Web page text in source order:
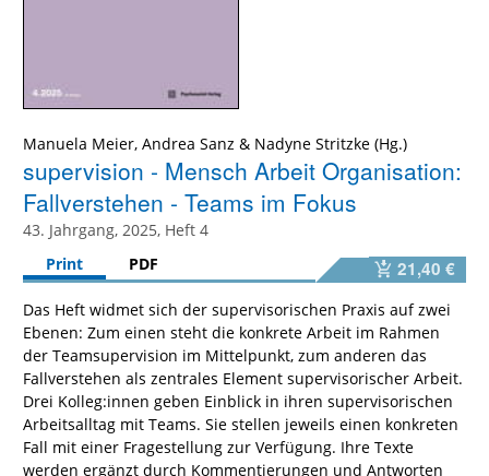
Manuela Meier, Andrea Sanz & Nadyne Stritzke (Hg.)
supervision - Mensch Arbeit Organisation:
Fallverstehen - Teams im Fokus
43. Jahrgang, 2025, Heft 4
Print
PDF 21,40 €
Das Heft widmet sich der supervisorischen Praxis auf zwei
Ebenen: Zum einen steht die konkrete Arbeit im Rahmen
der Teamsupervision im Mittelpunkt, zum anderen das
Fallverstehen als zentrales Element supervisorischer Arbeit.
Drei Kolleg:innen geben Einblick in ihren supervisorischen
Arbeitsalltag mit Teams. Sie stellen jeweils einen konkreten
Fall mit einer Fragestellung zur Verfügung. Ihre Texte
werden ergänzt durch Kommentierungen und Antworten